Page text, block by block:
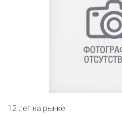
12 лет на рынке